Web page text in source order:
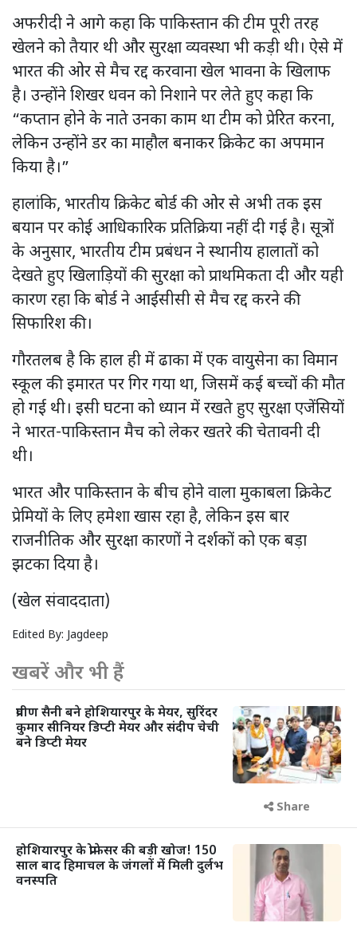
अफरीदी ने आगे कहा कि पाकिस्तान की टीम पूरी तरह
खेलने को तैयार थी और सुरक्षा व्यवस्था भी कड़ी थी। ऐसे में
भारत की ओर से मैच रद्द करवाना खेल भावना के खिलाफ
है। उन्होंने शिखर धवन को निशाने पर लेते हुए कहा कि
“कप्तान होने के नाते उनका काम था टीम को प्रेरित करना,
लेकिन उन्होंने डर का माहौल बनाकर क्रिकेट का अपमान
किया है।”
हालांकि, भारतीय क्रिकेट बोर्ड की ओर से अभी तक इस
बयान पर कोई आधिकारिक प्रतिक्रिया नहीं दी गई है। सूत्रों
के अनुसार, भारतीय टीम प्रबंधन ने स्थानीय हालातों को
देखते हुए खिलाड़ियों की सुरक्षा को प्राथमिकता दी और यही
कारण रहा कि बोर्ड ने आईसीसी से मैच रद्द करने की
सिफारिश की।
गौरतलब है कि हाल ही में ढाका में एक वायुसेना का विमान
स्कूल की इमारत पर गिर गया था, जिसमें कई बच्चों की मौत
हो गई थी। इसी घटना को ध्यान में रखते हुए सुरक्षा एजेंसियों
ने भारत-पाकिस्तान मैच को लेकर खतरे की चेतावनी दी
थी।
भारत और पाकिस्तान के बीच होने वाला मुकाबला क्रिकेट
प्रेमियों के लिए हमेशा खास रहा है, लेकिन इस बार
राजनीतिक और सुरक्षा कारणों ने दर्शकों को एक बड़ा
झटका दिया है।
(खेल संवाददाता)
Edited By: Jagdeep
खबरें और भी हैं
प्रवीण सैनी बने होशियारपुर के मेयर, सुरिंदर
कुमार सीनियर डिप्टी मेयर और संदीप चेची
बने डिप्टी मेयर
Share
होशियारपुर के प्रोफेसर की बड़ी खोज! 150
साल बाद हिमाचल के जंगलों में मिली दुर्लभ
वनस्पति